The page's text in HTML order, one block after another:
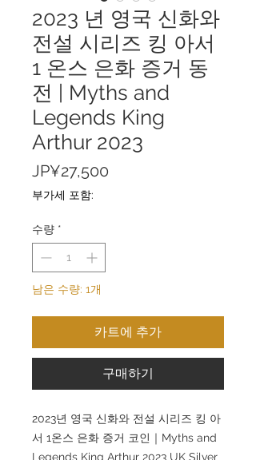
2023 년 영국 신화와
전설 시리즈 킹 아서
1 온스 은화 증거 동
전 | Myths and
Legends King
Arthur 2023
JP¥27,500
부가세 포함:
수량 *
남은 수량: 1개
카트에 추가
구매하기
2023년 영국 신화와 전설 시리즈 킹 아
서 1온스 은화 증거 코인｜Myths and
Legends King Arthur 2023 UK Silver